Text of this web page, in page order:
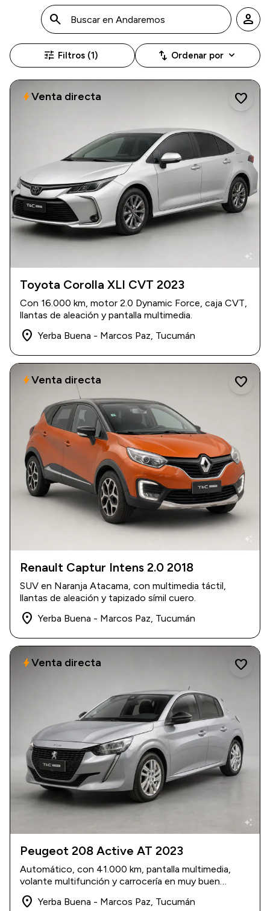
search person
tune Filtros (1) swap_vert Ordenar por keyboard_arrow_down
auto_awesome
2023 |16.000 km
$ 31.800.000
Toyota Corolla XLI CVT 2023
Con 16.000 km, motor 2.0 Dynamic Force, caja CVT,
llantas de aleación y pantalla multimedia.
place Yerba Buena - Marcos Paz, Tucumán
favorite
boltVenta directa
auto_awesome
2018 290.000 km
$ 22.000.000
Renault Captur Intens 2.0 2018
SUV en Naranja Atacama, con multimedia táctil,
llantas de aleación y tapizado símil cuero.
place Yerba Buena - Marcos Paz, Tucumán
favorite
boltVenta directa
auto_awesome
2023 41.000 km
$ 22.000.000
Peugeot 208 Active AT 2023
Automático, con 41.000 km, pantalla multimedia,
volante multifunción y carrocería en muy buen
estado.
place Yerba Buena - Marcos Paz, Tucumán
favorite
boltVenta directa